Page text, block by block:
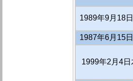
1989年9月18
1987年6月15
1999年2月4日